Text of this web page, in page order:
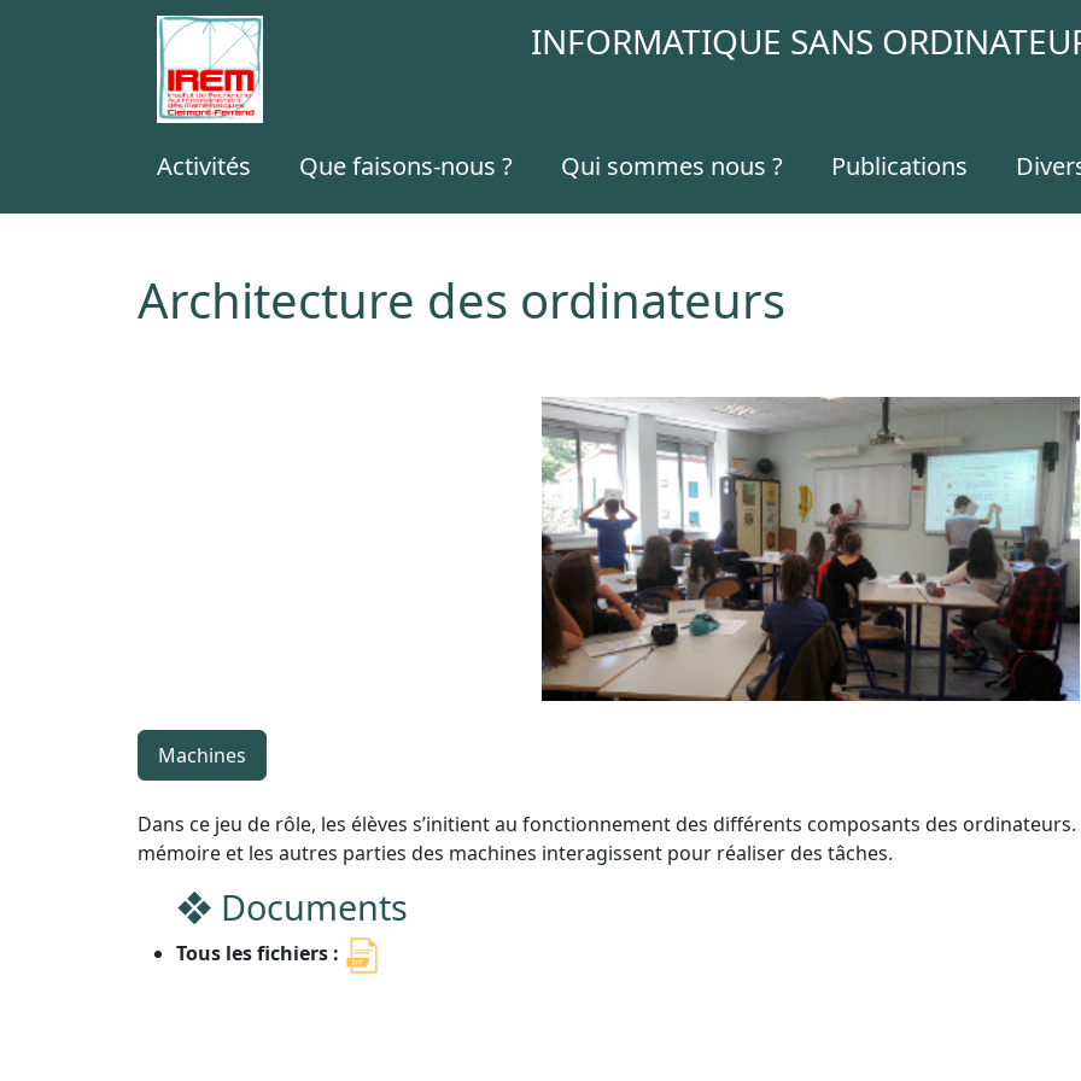
INFORMATIQUE SANS
Activités Que faisons-nous ? Qui sommes nous ? Publications
Architecture des ordinateurs
Machines
Dans ce jeu de rôle, les élèves s’initient au fonctionnement des différents composants des
mémoire et les autres parties des machines interagissent pour réaliser des tâches.
Documents
Tous les fichiers :